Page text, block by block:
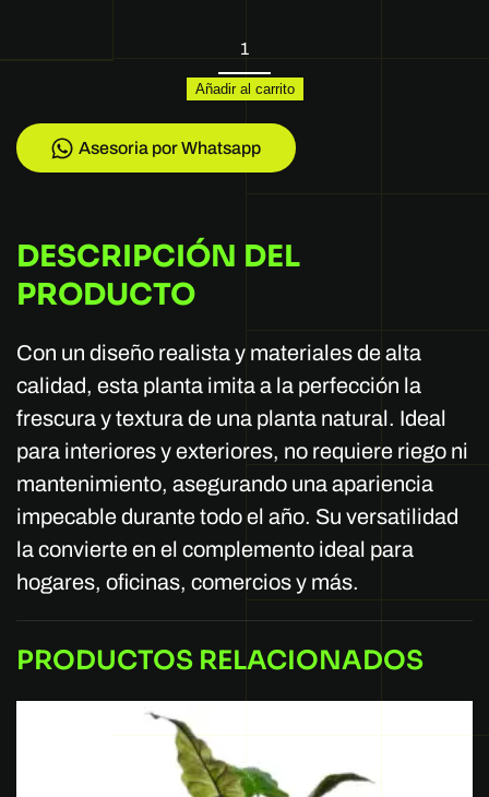
220
cantidad
Añadir al carrito
Asesoria por Whatsapp
DESCRIPCIÓN DEL
PRODUCTO
Con un diseño realista y materiales de alta
calidad, esta planta imita a la perfección la
frescura y textura de una planta natural. Ideal
para interiores y exteriores, no requiere riego ni
mantenimiento, asegurando una apariencia
impecable durante todo el año. Su versatilidad
la convierte en el complemento ideal para
hogares, oficinas, comercios y más.
PRODUCTOS RELACIONADOS